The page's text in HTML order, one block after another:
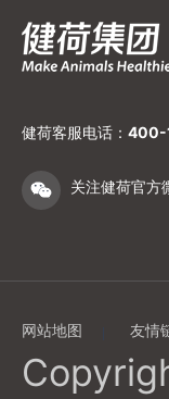
健荷客服电话： 400-
关注健荷官方
网站地图 友情